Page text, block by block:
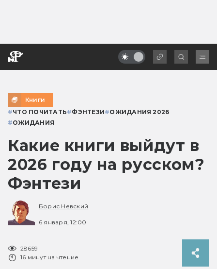
Книги
#ЧТО ПОЧИТАТЬ#ФЭНТЕЗИ#ОЖИДАНИЯ 2026
#ОЖИДАНИЯ
Какие книги выйдут в
2026 году на русском?
Фэнтези
Борис Невский
6 января, 12:00
28659
16 минут на чтение